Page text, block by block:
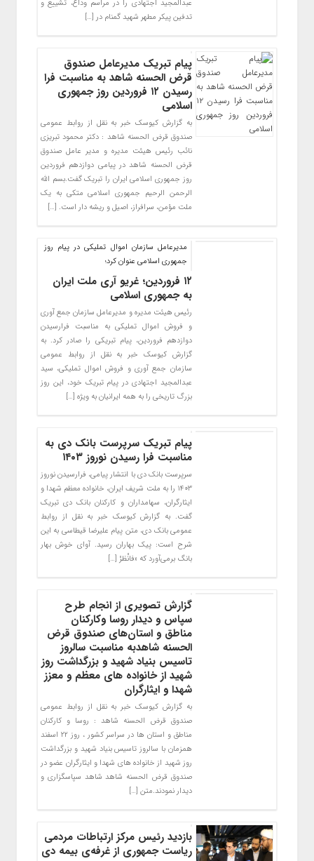
عبدالمجید اجتهادی را در مراسم وداع، تشییع و
تدفین پیکر مطهر شهید گمنام در […]
پیام تبریک مدیرعامل صندوق
قرض الحسنه شاهد به مناسبت فرا
رسیدن ۱۲ فروردین روز جمهوری
اسلامی
به گزارش کیوسک خبر به نقل از روابط عمومی
صندوق قرض الحسنه شاهد : دکتر محمود تبریزی
نائب رئیس هیئت مدیره و مدیر عامل صندوق
قرض الحسنه شاهد در پیامی دوازدهم فروردین
روز جمهوری اسلامی ایران را تبریک گفت.بسم الله
الرحمن الرحیم جمهوری اسلامی متکی به یک
ملت مؤمن، سرافراز، اصیل و ریشه دار است. […]
مدیرعامل سازمان اموال تملیکی در پیام روز
جمهوری اسلامی عنوان کرد؛
۱۲ فروردین؛ غریو آری ملت ایران
به جمهوری اسلامی
رئیس هیئت مدیره و مدیرعامل سازمان جمع آوری
و فروش اموال تملیکی به مناسبت فرارسیدن
دوازدهم فروردین، پیام تبریکی را صادر کرد. به
گزارش کیوسک خبر به نقل از روابط عمومی
سازمان جمع آوری و فروش اموال تملیکی، سید
عبدالمجید اجتهادی در پیام تبریک خود، این روز
بزرگ تاریخی را به همه ایرانیان به ویژه […]
پیام تبریک سرپرست بانک دی به
مناسبت فرا رسیدن نوروز ۱۴۰۳
سرپرست بانک دی با انتشار پیامی، فرارسیدن نوروز
۱۴۰۳ را به ملت شریف ایران، خانواده معظم شهدا و
ایثارگران، سهامداران و کارکنان بانک دی تبریک
گفت. به گزارش کیوسک خبر به نقل از روابط
عمومی بانک دی، متن پیام علیرضا قیطاسی به این
شرح است: پیک بهاران رسید. آوای خوش بهار
بانگ برمی‌آورد که «فانْظرْ […]
گزارش تصویری از انجام طرح
سپاس و دیدار روسا وکارکنان
مناطق و استان‌های صندوق قرض
الحسنه شاهدبه مناسبت سالروز
تاسیس بنیاد شهید و بزرگداشت روز
شهید از خانواده های معظم و معزز
شهدا و ایثارگران
به گزارش کیوسک خبر به نقل از روابط عمومی
صندوق قرض الحسنه شاهد : روسا و کارکنان
مناطق و استان ها در سراسر کشور ، روز ۲۲ اسفند
همزمان با سالروز تاسیس بنیاد شهید و بزرگداشت
روز شهید از خانواده های شهدا و ایثارگران عضو در
صندوق قرض الحسنه شاهد شاهد سپاسگزاری و
دیدار نمودند.متن […]
بازدید رئیس مرکز ارتباطات مردمی
ریاست جمهوری از غرفه‌ی بیمه دی